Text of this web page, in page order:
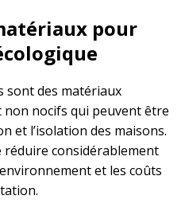
pour
sont des matériaux
nocifs qui peuvent être
et l’isolation des maisons.
considérablement
et les coûts